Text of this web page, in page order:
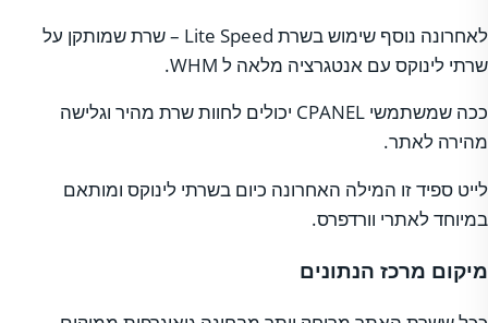
לאחרונה נוסף שימוש בשרת Lite Speed – שרת שמותקן על
שרתי לינוקס עם אנטגרציה מלאה ל WHM.
ככה שמשתמשי CPANEL יכולים לחוות שרת מהיר וגלישה
מהירה לאתר.
לייט ספיד זו המילה האחרונה כיום בשרתי לינוקס ומותאם
במיוחד לאתרי וורדפרס.
מיקום מרכז הנתונים